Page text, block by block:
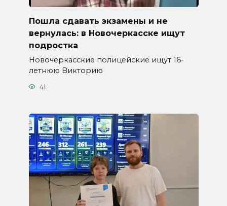
Пошла сдавать экзамены и не
вернулась: в Новочеркасске ищут
подростка
Новочеркасские полицейские ищут 16-
летнюю Викторию
41